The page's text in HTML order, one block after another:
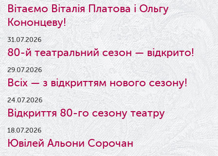
Вітаємо Віталія Платова і Ольгу
Кононцеву!
31.07.2026
80-й театральний сезон — відкрито!
29.07.2026
Всіх — з відкриттям нового сезону!
24.07.2026
Відкриття 80-го сезону театру
18.07.2026
Ювілей Альони Сорочан